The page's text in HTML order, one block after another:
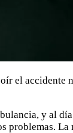
el accidente
y al
problemas.